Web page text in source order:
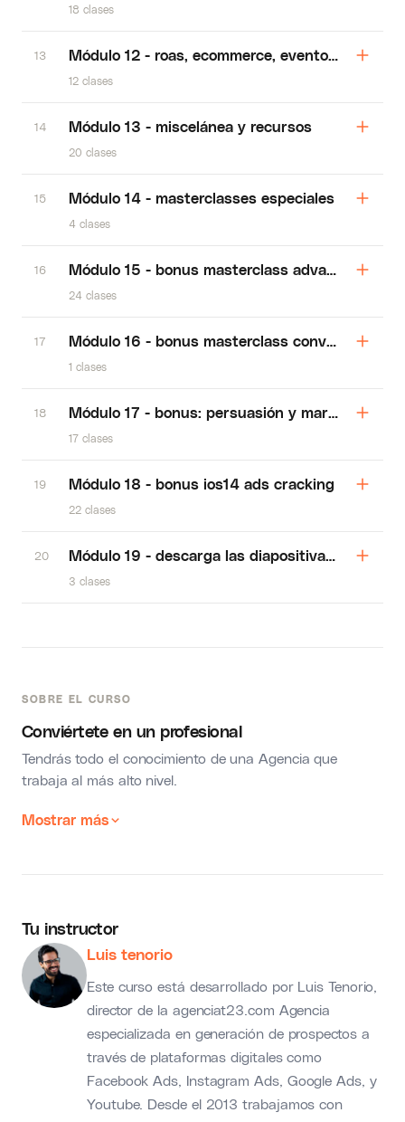
SOBRE EL CURSO
Conviértete en un profesional
Tendrás todo el conocimiento de una Agencia que
trabaja al más alto nivel.
Mostrar más
18 clases
13 Módulo 12 - roas, ecommerce, eventos y
12 clases
14 Módulo 13 - miscelánea y recursos
20 clases
15 Módulo 14 - masterclasses especiales
4 clases
16 Módulo 15 - bonus masterclass advance lead
24 clases
17 Módulo 16 - bonus masterclass convertion
1 clases
18 Módulo 17 - bonus: persuasión y marketing de
17 clases
19 Módulo 18 - bonus ios14 ads cracking
22 clases
20 Módulo 19 - descarga las diapositivas del curso
3 clases
Tu instructor
Luis tenorio
Este curso está desarrollado por Luis Tenorio,
director de la agenciat23.com Agencia
especializada en generación de prospectos a
través de plataformas digitales como
Facebook Ads, Instagram Ads, Google Ads, y
Youtube. Desde el 2013 trabajamos con